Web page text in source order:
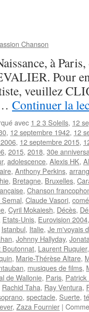
Chanson
à
Pour
veuillez
Continuer la
avec 1 2 3 Soleils, 12
, 12 septembre 1942, 12
, 12 septembre 2015,
, 2015, 2018, 30e
, adolescence, Alexis HK,
, Anthony Perkins,
, Bretagne, Bruxelles,
, Chanson
, Claude Vasori,
, Cyril Mokaiesh, Décès,
Etats-Unis, Eurovision 2004
Istanbul, Italie, Je m'voyais
, Johnny Hallyday,
Boutonnat, Laurent Ruquier
, Marie-Thérèse Altare,
, musiques de films,
de Wallonie, Paris, Patrick
Rachid Taha, Ray Ventura,
, spectacle, Suerte,
, Zaza Fournier |